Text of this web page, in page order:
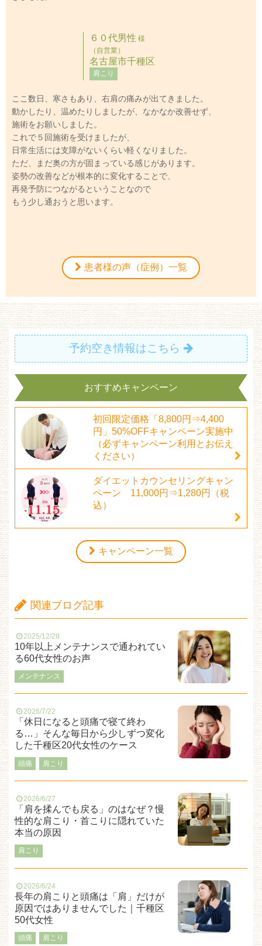
６０代男性 様
（自営業）
名古屋市千種区
肩こり
ここ数日、寒さもあり、右肩の痛みが出てきました。
動かしたり、温めたりしましたが、なかなか改善せず、
施術をお願いしました。
これで５回施術を受けましたが、
日常生活には支障がないくらい軽くなりました。
ただ、まだ奥の方が固まっている感じがあります。
姿勢の改善などが根本的に変化することで、
再発予防につながるということなので
もう少し通おうと思います。
患者様の声（症例）一覧
予約空き情報はこちら
おすすめキャンペーン
初回限定価格「8,800円⇒4,400
円」50%OFFキャンペーン実施中
（必ずキャンペーン利用とお伝え
ください）
ダイエットカウンセリングキャン
ペーン 11,000円⇒1,280円（税
込）
キャンペーン一覧
関連ブログ記事
2025/12/28
10年以上メンテナンスで通われてい
る60代女性のお声
メンテナンス
2026/7/22
「休日になると頭痛で寝て終わ
る…」そんな毎日から少しずつ変化
した千種区20代女性のケース
頭痛 肩こり
2026/6/27
「肩を揉んでも戻る」のはなぜ？慢
性的な肩こり・首こりに隠れていた
本当の原因
肩こり
2026/6/24
長年の肩こりと頭痛は「肩」だけが
原因ではありませんでした｜千種区
50代女性
頭痛 肩こり